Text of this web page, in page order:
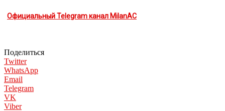
Официальный Telegram канал MilanAC
Поделиться
Twitter
WhatsApp
Email
Telegram
VK
Viber